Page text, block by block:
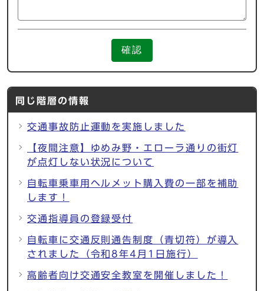
確認
同じ階層の情報
交通事故防止運動を実施しました
【夜間注意】ゆめみ野・エローラ通りの街灯
が点灯しない状況について
自転車乗車用ヘルメット購入費の一部を補助
します！
交通指導員の登録受付
自転車に交通反則通告制度（青切符）が導入
されました（令和8年4月1日施行）
高齢者向け交通安全教室を開催しました！